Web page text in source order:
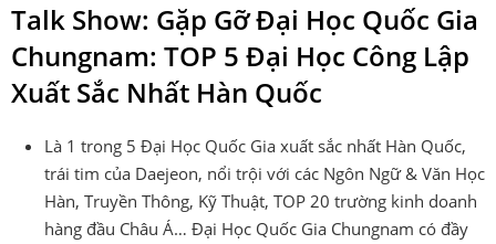
Talk Show: Gặp Gỡ Đại Học Quốc Gia
Chungnam: TOP 5 Đại Học Công Lập
Xuất Sắc Nhất Hàn Quốc
Là 1 trong 5 Đại Học Quốc Gia xuất sắc nhất Hàn Quốc,
trái tim của Daejeon, nổi trội với các Ngôn Ngữ & Văn Học
Hàn, Truyền Thông, Kỹ Thuật, TOP 20 trường kinh doanh
hàng đầu Châu Á… Đại Học Quốc Gia Chungnam có đầy